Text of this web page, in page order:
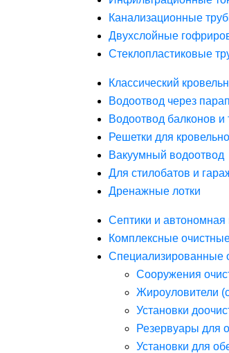
Канализационные
Двухслойные
Стеклопластиковые
Классический
Водоотвод через
Водоотвод балконов и
Решетки для
Вакуумный водоотвод
Для стилобатов и
Дренажные лотки
Септики и автономная
Комплексные
Специализированные
Сооружения
Жироуловители
Установки
Резервуары для
Установки для